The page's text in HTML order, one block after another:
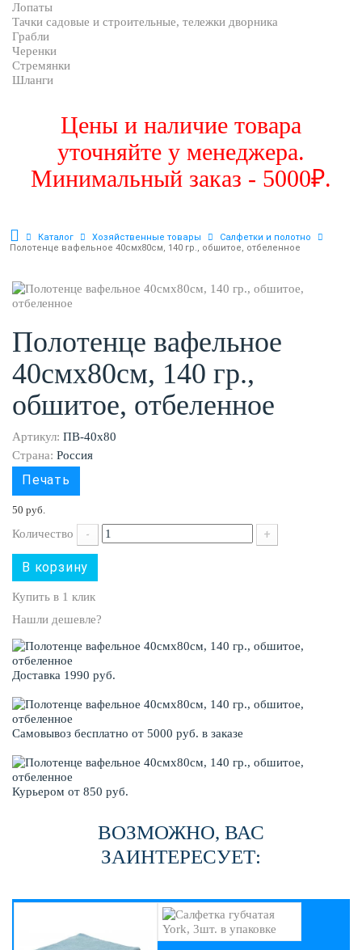
Лопаты
Тачки садовые и строительные, тележки дворника
Грабли
Черенки
Стремянки
Шланги
Цены и наличие товара
уточняйте у менеджера.
Минимальный заказ - 5000₽.
Каталог Хозяйственные товары
Салфетки и полотно
Полотенце вафельное 40смх80см, 140 гр., обшитое, отбеленное
Полотенце вафельное
40смх80см, 140 гр.,
обшитое, отбеленное
Артикул: ПВ-40х80
Страна: Россия
Печать
50 руб.
Количество - +
В корзину
Купить в 1 клик
Нашли дешевле?
Доставка 1990 руб.
Самовывоз бесплатно от 5000 руб. в заказе
Курьером от 850 руб.
ВОЗМОЖНО, ВАС
ЗАИНТЕРЕСУЕТ: